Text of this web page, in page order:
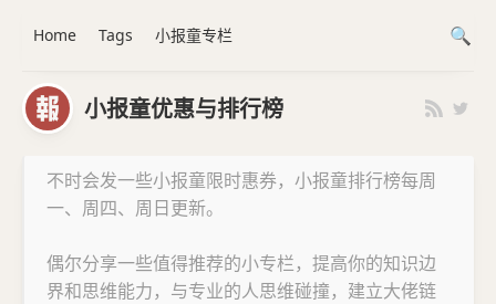
小报童优惠与排行榜
不时会发一些小报童限时惠券，小报童排行榜每周
一、周四、周日更新。
偶尔分享一些值得推荐的小专栏，提高你的知识边
界和思维能力，与专业的人思维碰撞，建立大佬链
Home Tags 小报童专栏